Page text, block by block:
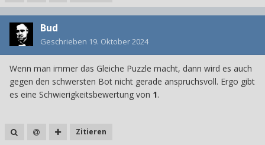
Bud
Geschrieben 19. Oktober 2024
Wenn man immer das Gleiche Puzzle macht, dann wird es auch
gegen den schwersten Bot nicht gerade anspruchsvoll. Ergo gibt
es eine Schwierigkeitsbewertung von 1.
Zitieren